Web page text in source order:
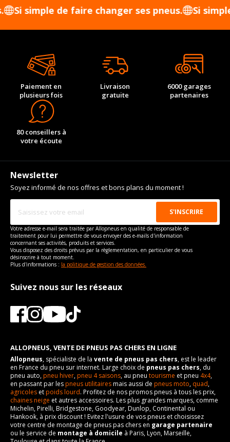
de faire changer ses pneus. Si simple de
Paiement en
plusieurs fois
Livraison
gratuite
6000 garages
partenaires
80 conseillers à
votre écoute
Newsletter
Soyez informé de nos offres et bons plans du moment !
Votre adresse e-mail sera traitée par Allopneus en qualité de responsable de
traitement pour lui permettre de vous envoyer des e-mails d'information
concernant ses activités, produits et services.
Vous disposez des droits prévus par la règlementation, en particulier de vous
désinscrire à tout moment.
Plus d'informations : la politique de gestion des données.
Suivez nous sur les réseaux
ALLOPNEUS, VENTE DE PNEUS PAS CHERS EN LIGNE
Allopneus, spécialiste de la vente de pneus pas chers, est le leader
en France du pneu sur internet. Large choix de pneus pas chers, du
pneu auto,pneu hiver,pneu 4 saisons, au pneu tourisme et pneu 4x4,
en passant par lespneus utilitairesmais aussi de pneus moto, quad,
agricoles etpoids lourd. Profitez de nos promos pneus à tous les prix,
chaines neige et autres accessoires. Les plus grandes marques, comme
Michelin, Pirelli, Bridgestone, Goodyear, Dunlop, Continental ou
Hankook, à prix discount ! Evitez l'usure de vos pneus et choisissez
votre centre de montage de pneus pas chers en garage partenaire
ou le service de montage à domicile à Paris, Lyon, Marseille,